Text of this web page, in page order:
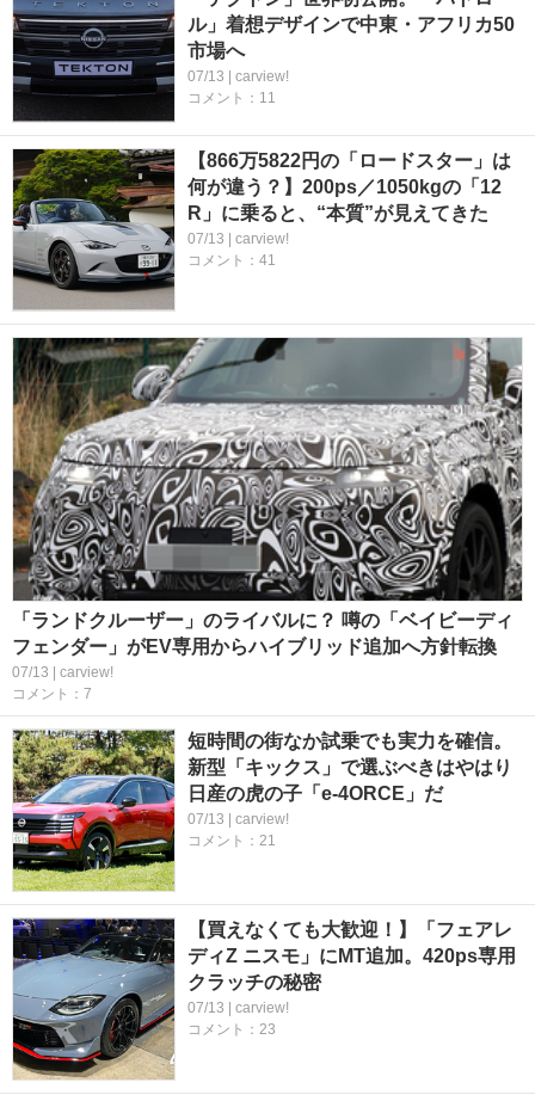
ル」着想デザインで中東・アフリカ50
市場へ
07/13 | carview!
コメント：11
【866万5822円の「ロードスター」は
何が違う？】200ps／1050kgの「12
R」に乗ると、“本質”が見えてきた
07/13 | carview!
コメント：41
「ランドクルーザー」のライバルに？ 噂の「ベイビーディ
フェンダー」がEV専用からハイブリッド追加へ方針転換
07/13 | carview!
コメント：7
短時間の街なか試乗でも実力を確信。
新型「キックス」で選ぶべきはやはり
日産の虎の子「e-4ORCE」だ
07/13 | carview!
コメント：21
【買えなくても大歓迎！】「フェアレ
ディZ ニスモ」にMT追加。420ps専用
クラッチの秘密
07/13 | carview!
コメント：23